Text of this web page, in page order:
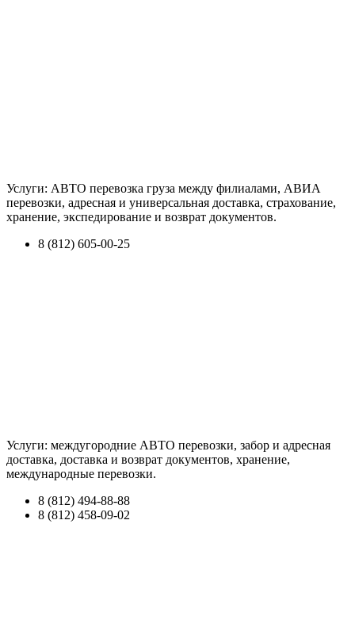
Услуги: АВТО перевозка груза между филиалами, АВИА
перевозки, адресная и универсальная доставка, страхование,
хранение, экспедирование и возврат документов.
8 (812) 605-00-25
Услуги: междугородние АВТО перевозки, забор и адресная
доставка, доставка и возврат документов, хранение,
международные перевозки.
8 (812) 494-88-88
8 (812) 458-09-02